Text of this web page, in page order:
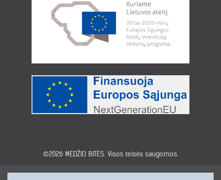
©2026 MEDŽIO BITĖS. Visos teisės saugomos.